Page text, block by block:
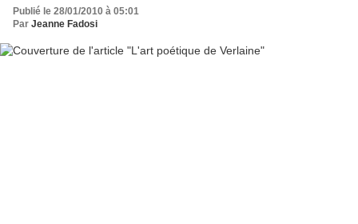
Publié le 28/01/2010 à 05:01
Par Jeanne Fadosi